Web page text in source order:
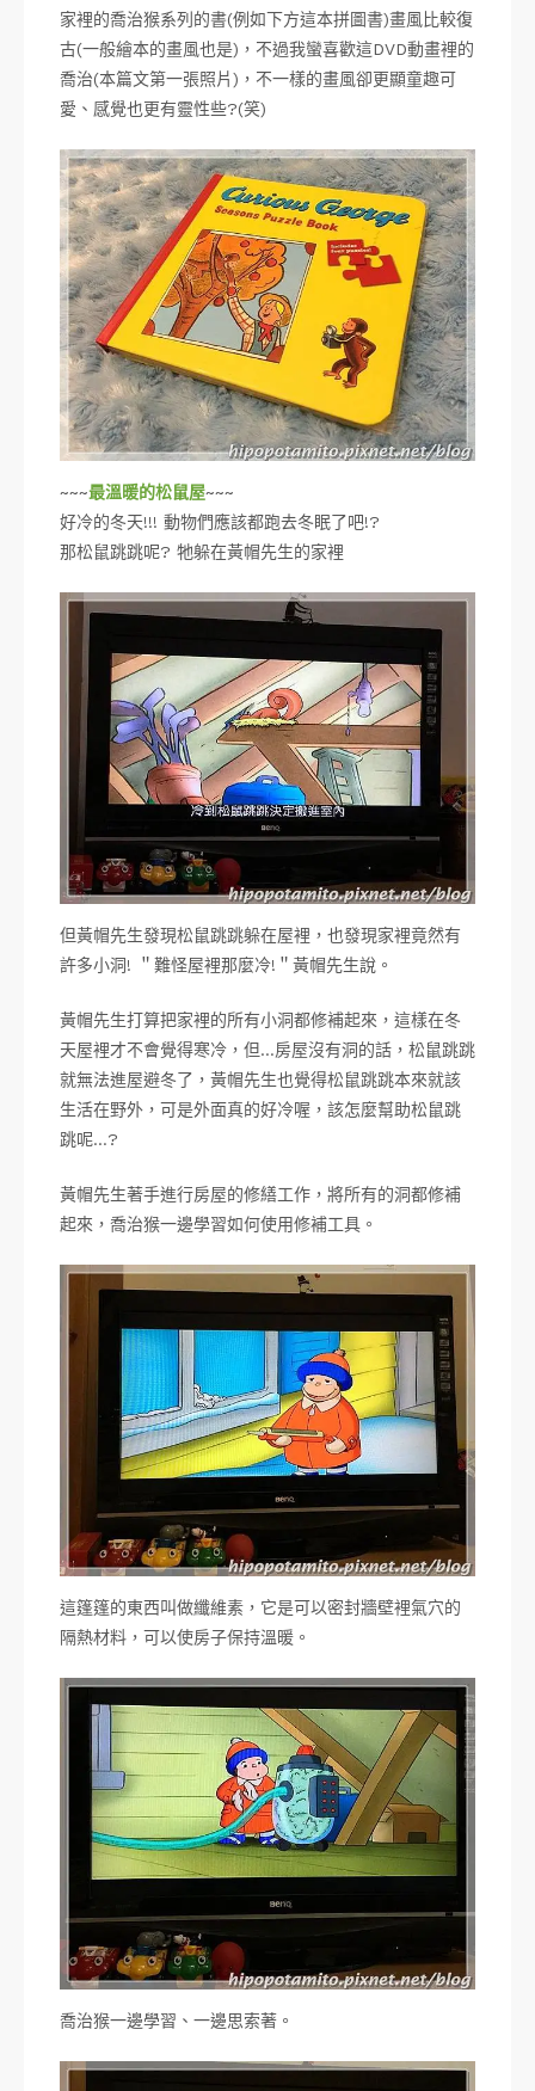
家裡的喬治猴系列的書(例如下方這本拼圖書)畫風比較復
古(一般繪本的畫風也是)，不過我蠻喜歡這DVD動畫裡的
喬治(本篇文第一張照片)，不一樣的畫風卻更顯童趣可
愛、感覺也更有靈性些?(笑)
~~~最溫暖的松鼠屋~~~
好冷的冬天!!! 動物們應該都跑去冬眠了吧!?
那松鼠跳跳呢? 牠躲在黃帽先生的家裡
但黃帽先生發現松鼠跳跳躲在屋裡，也發現家裡竟然有
許多小洞! ＂難怪屋裡那麼冷!＂黃帽先生說。
黃帽先生打算把家裡的所有小洞都修補起來，這樣在冬
天屋裡才不會覺得寒冷，但…房屋沒有洞的話，松鼠跳跳
就無法進屋避冬了，黃帽先生也覺得松鼠跳跳本來就該
生活在野外，可是外面真的好冷喔，該怎麼幫助松鼠跳
跳呢…?
黃帽先生著手進行房屋的修繕工作，將所有的洞都修補
起來，喬治猴一邊學習如何使用修補工具。
這篷篷的東西叫做纖維素，它是可以密封牆壁裡氣穴的
隔熱材料，可以使房子保持溫暖。
喬治猴一邊學習、一邊思索著。